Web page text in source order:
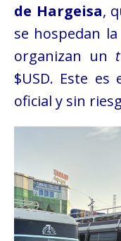
de Hargeisa,
se hospedan
organizan un
$USD. Este es
oficial y sin